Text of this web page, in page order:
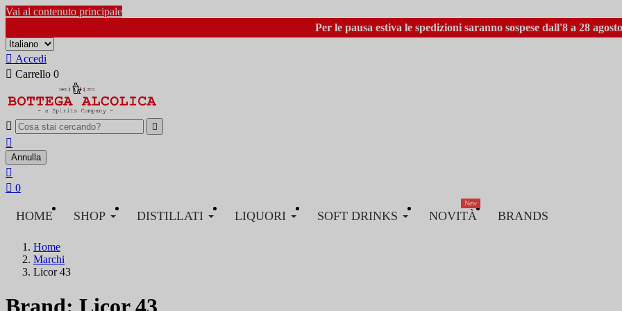
Vai al contenuto principale
Per le pausa estiva le spedizioni saranno sospese dall'8 a 28
 Accedi
 Carrello 0
 

Annulla

 0
HOME SHOP DISTILLATI LIQUORI SOFT DRINKS NOVITÀ
New
BRANDS
Home
Marchi
Licor 43
Brand: Licor 43